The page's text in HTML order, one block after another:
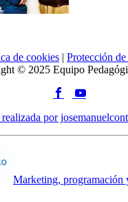
de cookies | Protección de
© 2025 Equipo
por
Marketing, programación